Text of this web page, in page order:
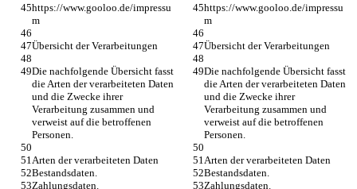
https://www.gooloo.de/impressu
m
https://www.gooloo.de/impressu
m
Übersicht der Verarbeitungen Übersicht der Verarbeitungen
Die nachfolgende Übersicht fasst
die Arten der verarbeiteten Daten
und die Zwecke ihrer
Verarbeitung zusammen und
verweist auf die betroffenen
Personen.
Die nachfolgende Übersicht fasst
die Arten der verarbeiteten Daten
und die Zwecke ihrer
Verarbeitung zusammen und
verweist auf die betroffenen
Personen.
Arten der verarbeiteten Daten
Arten der verarbeiteten Daten
Bestandsdaten.
Bestandsdaten.
Zahlungsdaten.
Zahlungsdaten.